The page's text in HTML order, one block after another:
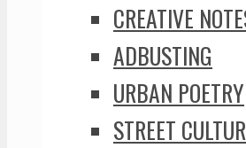
CREATIVE
ADBUSTING
URBAN POETRY
STREET